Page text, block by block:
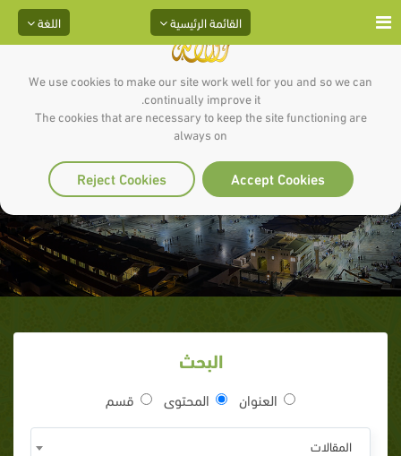
We use cookies to make our site work well for you and so we can
continually improve it.
The cookies that are necessary to keep the site functioning are
always on
Accept Cookies
Reject Cookies
اللغة القائمة الرئيسية
بَابُ عِشْرَةِ اَلنِّسَاءِ
البحث
العنوان المحتوى قسم
المقالات